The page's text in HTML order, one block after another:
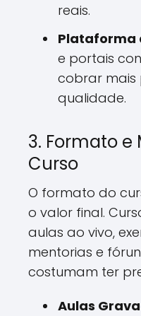
reais.
Plataforma
e portais
cobrar
qualidade.
3. Formato
Curso
O formato do
o valor final.
aulas ao vivo,
mentorias e
costumam ter
Aulas